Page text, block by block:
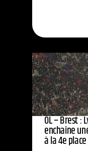
OL – Brest :
enchaîne
à la 4e place